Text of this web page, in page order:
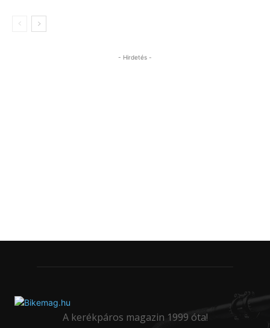
- Hirdetés -
A kerékpáros magazin 1999 óta!